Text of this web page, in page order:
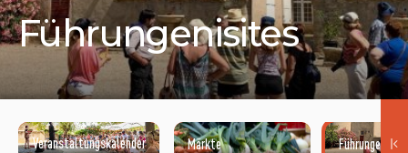
Führungenisites
Veranstaltungskalender Märkte